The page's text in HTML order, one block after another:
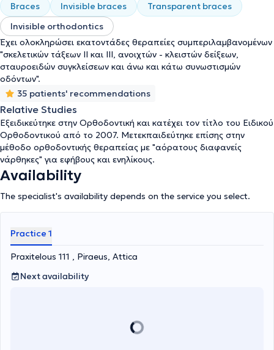
Braces Invisible braces
Transparent braces
Invisible orthodontics
Έχει ολοκληρώσει εκατοντάδες θεραπείες συμπεριλαμβανομένων
"σκελετικών τάξεων II και ΙΙΙ, ανοιχτών - κλειστών δείξεων,
σταυροειδών συγκλείσεων και άνω και κάτω συνωστισμών
οδόντων".
35 patients' recommendations
Relative Studies
Εξειδικεύτηκε στην Ορθοδοντική και κατέχει τον τίτλο του Ειδικού
Ορθοδοντικού από το 2007. Μετεκπαιδεύτηκε επίσης στην
μέθοδο ορθοδοντικής θεραπείας με "αόρατους διαφανείς
νάρθηκες" για εφήβους και ενηλίκους.
Availability
The specialist's availability depends on the service you select.
Practice 1
Praxitelous 111 , Piraeus, Attica
Next availability